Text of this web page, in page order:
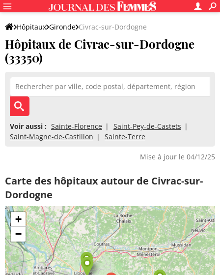
Hôpitaux Gironde Civrac-sur-Dordogne
Hôpitaux de Civrac-sur-Dordogne
(33350)
Voir aussi : Sainte-Florence
Saint-Pey-de-Castets
Saint-Magne-de-Castillon
Sainte-Terre
Mise à jour le 04/12/25
Carte des hôpitaux autour de Civrac-sur-
Dordogne
+
−